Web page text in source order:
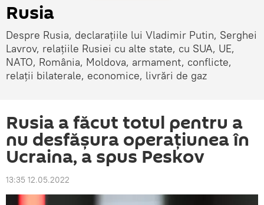
Rusia
Despre Rusia, declarațiile lui Vladimir Putin, Serghei
Lavrov, relațiile Rusiei cu alte state, cu SUA, UE,
NATO, România, Moldova, armament, conflicte,
relații bilaterale, economice, livrări de gaz
Rusia a făcut totul pentru a
nu desfășura operațiunea în
Ucraina, a spus Peskov
13:35 12.05.2022